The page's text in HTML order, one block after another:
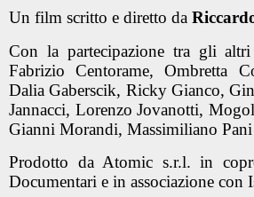
Un film scritto e diretto da
Con la partecipazione tra gli
Fabrizio Centorame, Ombretta
Dalia Gaberscik, Ricky Gianco,
Jannacci, Lorenzo Jovanotti,
Gianni Morandi, Massimiliano Pani
Prodotto da Atomic s.r.l. in
Documentari e in associazione con